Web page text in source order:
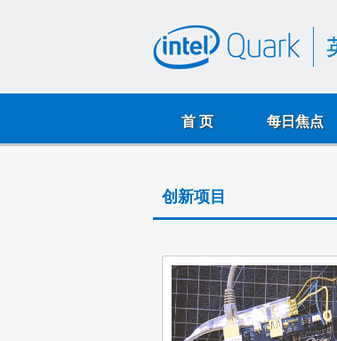
首 页 每日焦点
创新项目